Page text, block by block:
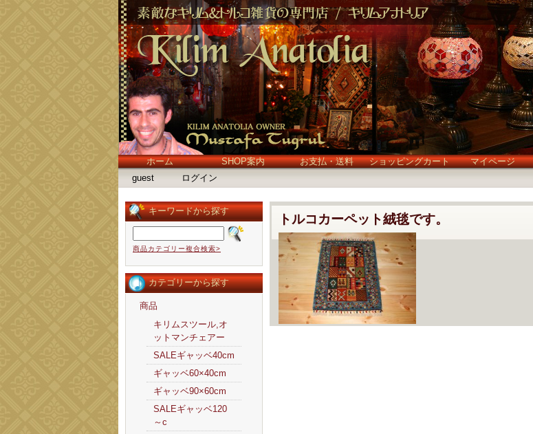
ホーム SHOP案内 お支払・送料 ショッピングカート
マイページ
guest
ログイン
キーワードから探す
商品カテゴリー複合検索>
カテゴリーから探す
商品
キリムスツール,オ
ットマンチェアー
SALEギャッベ40cm
ギャッベ60×40cm
ギャッベ90×60cm
SALEギャッベ120
～c
トルコカーペット絨毯です。